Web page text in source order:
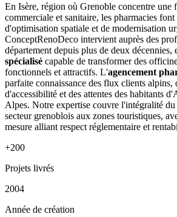
En Isère, région où Grenoble concentre une
commerciale et sanitaire, les pharmacies
d'optimisation spatiale et de modernisation
ConceptRenoDeco intervient auprès des
département depuis plus de deux décennies,
spécialisé capable de transformer des
fonctionnels et attractifs. L'agencement
parfaite connaissance des flux clients alpins,
d'accessibilité et des attentes des habitants
Alpes. Notre expertise couvre l'intégralité du
secteur grenoblois aux zones touristiques,
mesure alliant respect réglementaire et
+200
Projets livrés
2004
Année de création